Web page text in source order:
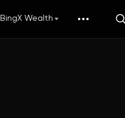
BingX Wealth